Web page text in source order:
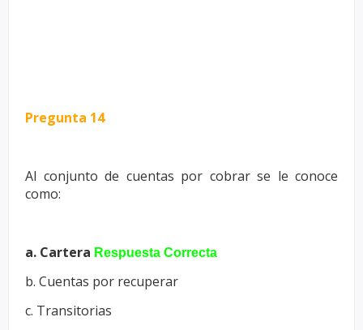
Pregunta 14
Al conjunto de cuentas por cobrar se le conoce
como:
a. Cartera Respuesta Correcta
b. Cuentas por recuperar
c. Transitorias